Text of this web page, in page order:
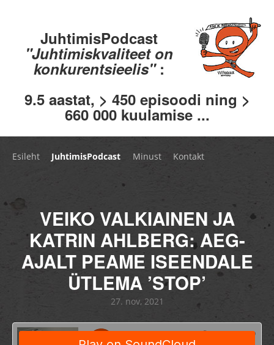
JuhtimisPodcast
"Juhtimiskvaliteet on
konkurentsieelis" :
9.5 aastat, > 450 episoodi ning >
660 000 kuulamise ...
Esileht JuhtimisPodcast Minust Kontakt
VEIKO VALKIAINEN JA
KATRIN AHLBERG: AEG-
AJALT PEAME ISEENDALE
ÜTLEMA ’STOP’
27. nov, 2021